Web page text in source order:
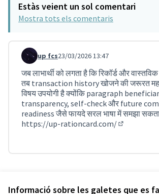
Informació sobre les galetes que es
Estàs veient un sol comentari
Mostra tots els comentaris
Comentari 5276
up fcs23/03/2026 13:47
जब लाभार्थी को लगता है कि रिकॉर्ड और
तब transaction history खोजने की जरूरत
विषय उपयोगी है क्योंकि paragraph
transparency, self-check और future
readiness जैसे फायदे सरल भाषा में समझा
https://up-rationcard.com/
Versió 12(de 12) veure altres